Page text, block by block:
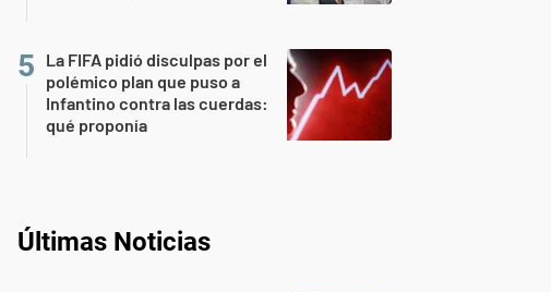
La FIFA pidió disculpas por el
polémico plan que puso a
Infantino contra las cuerdas:
qué proponía
Últimas Noticias